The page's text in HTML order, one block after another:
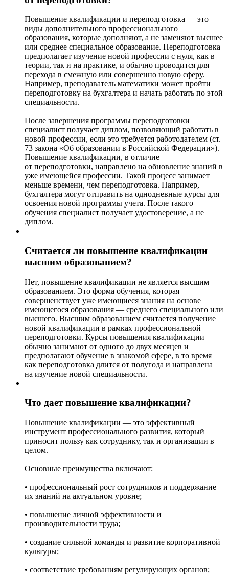
Повышение квалификации и переподготовка — это
виды дополнительного профессионального
образования, которые дополняют, а не заменяют высшее
или среднее специальное образование. Переподготовка
предполагает изучение новой профессии с нуля, как в
теории, так и на практике, и обычно проводится для
перехода в смежную или совершенно новую сферу.
Например, преподаватель математики может пройти
переподготовку на бухгалтера и начать работать по этой
специальности.
После завершения программы переподготовки
специалист получает диплом, позволяющий работать в
новой профессии, если это требуется работодателем (ст.
73 закона «Об образовании в Российской Федерации»).
Повышение квалификации, в отличие
от переподготовки, направлено на обновление знаний в
уже имеющейся профессии. Такой процесс занимает
меньше времени, чем переподготовка. Например,
бухгалтера могут отправить на однодневные курсы для
освоения новой программы учета. После такого
обучения специалист получает удостоверение, а не
диплом.
Считается ли повышение квалификации
высшим образованием?
Нет, повышение квалификации не является высшим
образованием. Это форма обучения, которая
совершенствует уже имеющиеся знания на основе
имеющегося образования — среднего специального или
высшего. Высшим образованием считается получение
новой квалификации в рамках профессиональной
переподготовки. Курсы повышения квалификации
обычно занимают от одного до двух месяцев и
предполагают обучение в знакомой сфере, в то время
как переподготовка длится от полугода и направлена
на изучение новой специальности.
Что дает повышение квалификации?
Повышение квалификации — это эффективный
инструмент профессионального развития, который
приносит пользу как сотруднику, так и организации в
целом.
Основные преимущества включают:
• профессиональный рост сотрудников и поддержание
их знаний на актуальном уровне;
• повышение личной эффективности и
производительности труда;
• создание сильной команды и развитие корпоративной
культуры;
• соответствие требованиям регулирующих органов;